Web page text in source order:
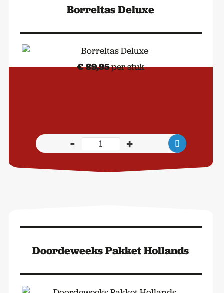
Borreltas Deluxe
€ 89,95per stuk
-
Borreltas
Deluxe
aantal
+
Doordeweeks Pakket Hollands